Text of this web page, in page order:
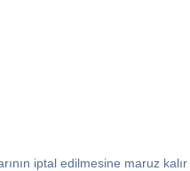
iptal edilmesine maruz